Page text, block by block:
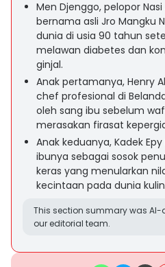
Men Djenggo, pelopor
bernama asli Jro Mangku
dunia di usia 90 tahun
melawan diabetes dan
ginjal.
Anak pertamanya, Henry
chef profesional di
oleh sang ibu sebelum
merasakan firasat
Anak keduanya, Kadek
ibunya sebagai sosok
keras yang menularkan
kecintaan pada dunia
This section summary was
our editorial team.